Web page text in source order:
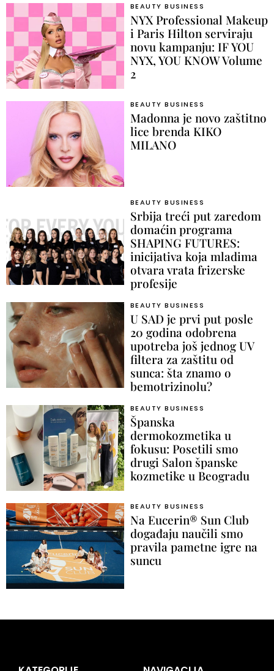
BEAUTY BUSINESS
NYX Professional Makeup
i Paris Hilton serviraju
novu kampanju: IF YOU
NYX, YOU KNOW Volume
2
BEAUTY BUSINESS
Madonna je novo zaštitno
lice brenda KIKO
MILANO
BEAUTY BUSINESS
Srbija treći put zaredom
domaćin programa
SHAPING FUTURES:
inicijativa koja mladima
otvara vrata frizerske
profesije
BEAUTY BUSINESS
U SAD je prvi put posle
20 godina odobrena
upotreba još jednog UV
filtera za zaštitu od
sunca: šta znamo o
bemotrizinolu?
BEAUTY BUSINESS
Španska
dermokozmetika u
fokusu: Posetili smo
drugi Salon španske
kozmetike u Beogradu
BEAUTY BUSINESS
Na Eucerin® Sun Club
događaju naučili smo
pravila pametne igre na
suncu